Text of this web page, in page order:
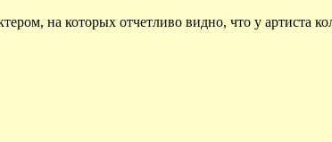
на которых отчетливо видно, что у артиста